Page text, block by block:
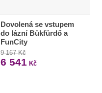
Dovolená se vstupem
do lázní Bükfürdő a
FunCity
9 167 Kč
6 541 Kč